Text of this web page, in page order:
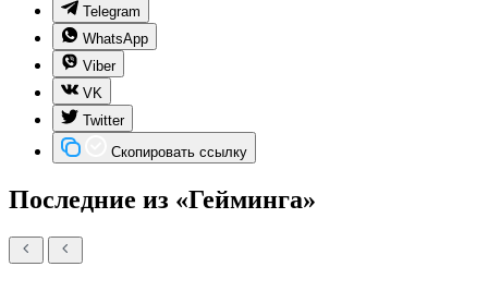
Telegram
WhatsApp
Viber
VK
Twitter
Скопировать ссылку
Последние из «Гейминга»